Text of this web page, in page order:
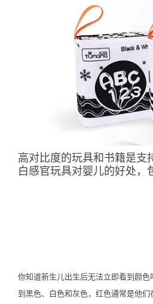
高对比度的玩具和书籍是
白感官玩具对婴儿的好处，
你知道新生儿出生后无法立即看到颜
到黑色、白色和灰色，红色通常是他